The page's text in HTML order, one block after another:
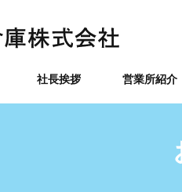
社長挨拶 営業所紹介